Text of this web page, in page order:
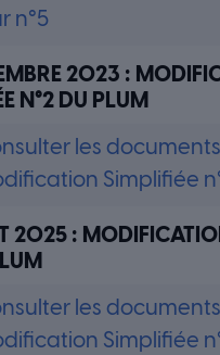
n°5
2023 :
N°2 DU PLUM
les
Simplifiée
2025 :
les
Simplifiée